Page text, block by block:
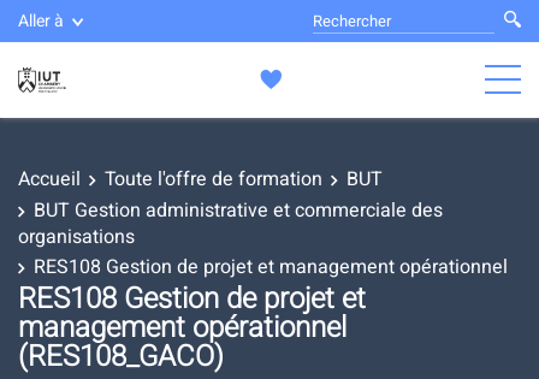
Aller à
Accueil Toute l'offre de formation
BUT
BUT Gestion administrative et commerciale des
organisations
RES108 Gestion de projet et management opérationnel
RES108 Gestion de projet et
management opérationnel
(RES108_GACO)